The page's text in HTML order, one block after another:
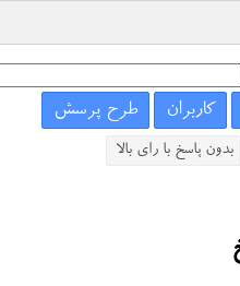
کاربران طرح پرسش
بدون پاسخ با رای بالا